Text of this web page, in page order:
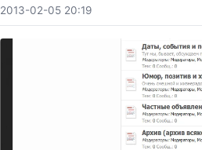
2013-02-05 20:19